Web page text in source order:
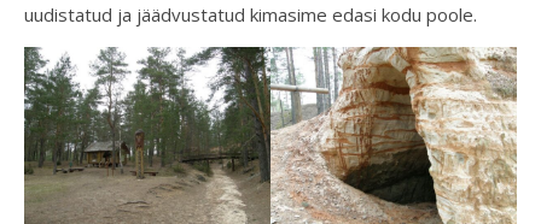
uudistatud ja jäädvustatud kimasime edasi kodu poole.